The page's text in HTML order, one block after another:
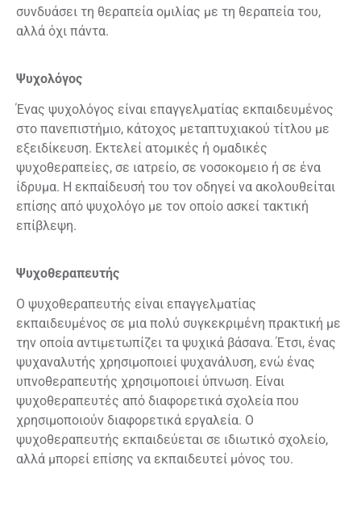
συνδυάσει τη θεραπεία ομιλίας με τη θεραπεία του,
αλλά όχι πάντα.
Ψυχολόγος
Ένας ψυχολόγος είναι επαγγελματίας εκπαιδευμένος
στο πανεπιστήμιο, κάτοχος μεταπτυχιακού τίτλου με
εξειδίκευση. Εκτελεί ατομικές ή ομαδικές
ψυχοθεραπείες, σε ιατρείο, σε νοσοκομειο ή σε ένα
ίδρυμα. Η εκπαίδευσή του τον οδηγεί να ακολουθείται
επίσης από ψυχολόγο με τον οποίο ασκεί τακτική
επίβλεψη.
Ψυχοθεραπευτής
Ο ψυχοθεραπευτής είναι επαγγελματίας
εκπαιδευμένος σε μια πολύ συγκεκριμένη πρακτική με
την οποία αντιμετωπίζει τα ψυχικά βάσανα. Έτσι, ένας
ψυχαναλυτής χρησιμοποιεί ψυχανάλυση, ενώ ένας
υπνοθεραπευτής χρησιμοποιεί ύπνωση. Είναι
ψυχοθεραπευτές από διαφορετικά σχολεία που
χρησιμοποιούν διαφορετικά εργαλεία. Ο
ψυχοθεραπευτής εκπαιδεύεται σε ιδιωτικό σχολείο,
αλλά μπορεί επίσης να εκπαιδευτεί μόνος του.